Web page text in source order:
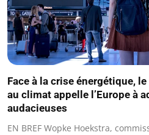
Face à la crise énergétique,
au climat appelle l’Europe à
audacieuses
EN BREF Wopke Hoekstra,